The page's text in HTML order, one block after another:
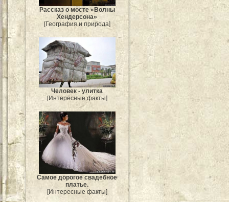
Рассказ о мосте «Волны
Хендерсона»
[География и природа]
Человек - улитка
[Интересные факты]
Самое дорогое свадебное
платье.
[Интересные факты]